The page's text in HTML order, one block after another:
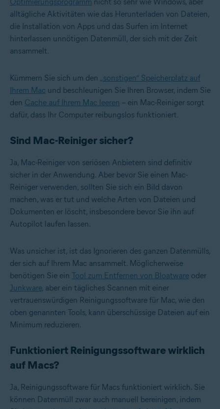
alltägliche Aktivitäten wie das Herunterladen von Dateien,
die Installation von Apps und das Surfen im Internet
hinterlassen unnötigen Datenmüll, der sich mit der Zeit
ansammelt.
Kümmern Sie sich um den „sonstigen“ Speicherplatz auf
Ihrem Mac und beschleunigen Sie Ihren Browser, indem Sie
den Cache auf Ihrem Mac leeren – ein Mac-Reiniger sorgt
dafür, dass Ihr Computer reibungslos funktioniert.
Sind Mac-Reiniger sicher?
Ja, Mac-Reiniger von seriösen Anbietern sind definitiv
sicher in der Anwendung. Aber bevor Sie einen Mac-
Reiniger verwenden, sollten Sie sich ein Bild davon
machen, was er tut und welche Arten von Dateien und
Dokumenten er löscht, insbesondere bevor Sie ihn auf
Autopilot laufen lassen.
Was unsicher ist, ist das Ignorieren des ganzen Datenmülls,
der sich auf Ihrem Mac ansammelt. Möglicherweise
benötigen Sie ein Tool zum Entfernen von Bloatware oder
Junkware, aber ein tägliches Scannen mit einer
vertrauenswürdigen Reinigungssoftware für Mac, wie den
oben genannten Tools, kann überschüssige Dateien auf ein
Minimum reduzieren.
Funktioniert Reinigungssoftware wirklich
auf Macs?
Ja, Reinigungssoftware für Macs funktioniert wirklich. Sie
können Datenmüll zwar auch manuell bereinigen, indem